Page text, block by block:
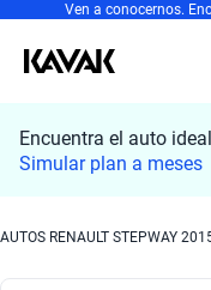
Ven a conocernos.
Encuentra el auto
Simular plan a meses
AUTOS RENAULT STEPWAY